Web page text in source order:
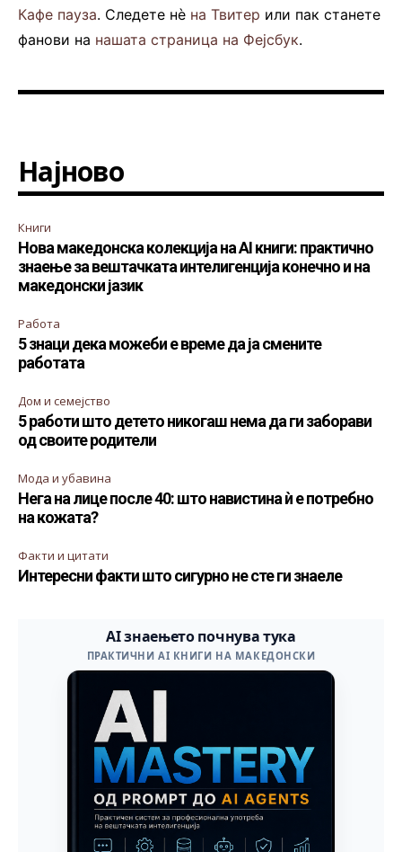
Кафе пауза. Следете нè на Твитер или пак станете
фанови на нашата страница на Фејсбук.
Најново
Книги
Нова македонска колекција на AI книги: практично
знаење за вештачката интелигенција конечно и на
македонски јазик
Работа
5 знаци дека можеби е време да ја смените
работата
Дом и семејство
5 работи што детето никогаш нема да ги заборави
од своите родители
Мода и убавина
Нега на лице после 40: што навистина ѝ е потребно
на кожата?
Факти и цитати
Интересни факти што сигурно не сте ги знаеле